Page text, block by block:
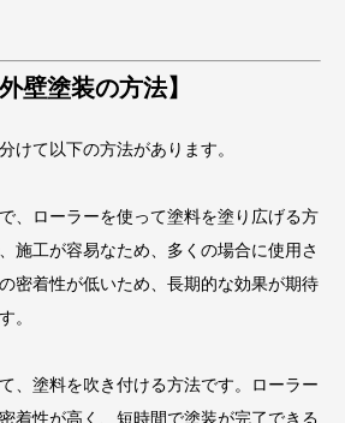
壁塗装の方法】
けて以下の方法があります。
、ローラーを使って塗料を塗り広げる方
施工が容易なため、多くの場合に使用さ
密着性が低いため、長期的な効果が期待
。
、塗料を吹き付ける方法です。ローラー
着性が高く、短時間で塗装が完了できる